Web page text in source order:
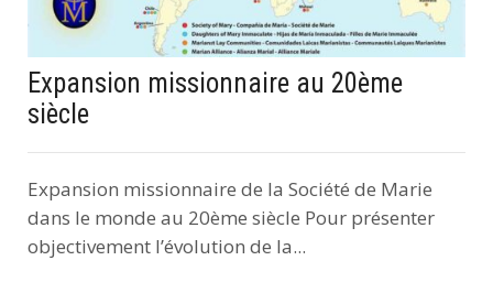
Expansion missionnaire au 20ème
siècle
Expansion missionnaire de la Société de Marie
dans le monde au 20ème siècle Pour présenter
objectivement l’évolution de la...